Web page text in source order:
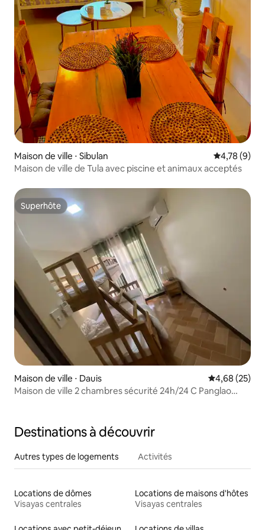
Maison de ville ⋅ Sibulan Évaluation
4,78 (9)
Maison de ville de Tula avec piscine et animaux acceptés
Superhôte
Superhôte
Maison de ville ⋅ Dauis Évaluation
4,68 (25)
Maison de ville 2 chambres sécurité 24h/24 C Panglao
Destinations à découvrir
Autres types de logements Activités
Locations de dômes
Visayas centrales
Locations de maisons d'hôtes
Visayas centrales